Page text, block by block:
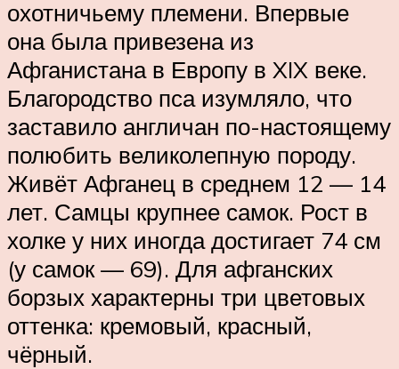
охотничьему племени. Впервые
она была привезена из
Афганистана в Европу в XIX веке.
Благородство пса изумляло, что
заставило англичан по-настоящему
полюбить великолепную породу.
Живёт Афганец в среднем 12 — 14
лет. Самцы крупнее самок. Рост в
холке у них иногда достигает 74 см
(у самок — 69). Для афганских
борзых характерны три цветовых
оттенка: кремовый, красный,
чёрный.